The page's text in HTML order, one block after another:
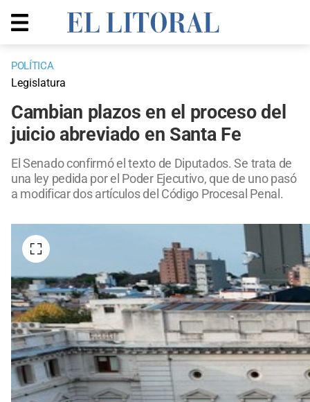
POLÍTICA
Legislatura
Cambian plazos en el proceso del
juicio abreviado en Santa Fe
El Senado confirmó el texto de Diputados. Se trata de
una ley pedida por el Poder Ejecutivo, que de uno pasó
a modificar dos artículos del Código Procesal Penal.